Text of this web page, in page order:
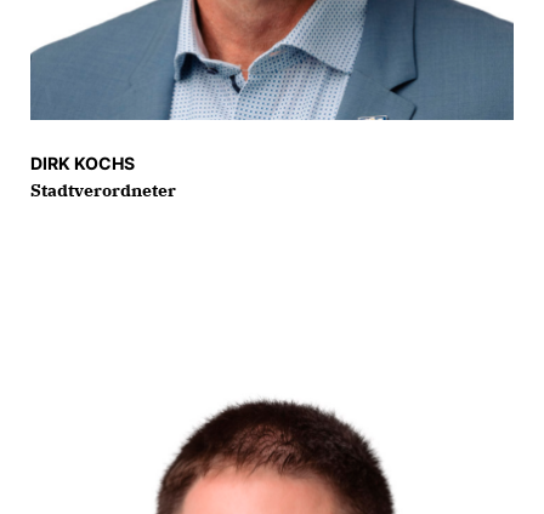
DIRK KOCHS
Stadtverordneter